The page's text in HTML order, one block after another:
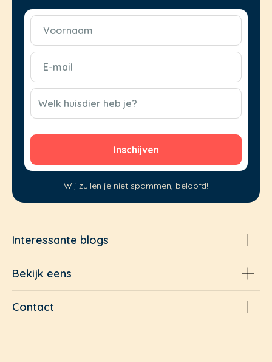
Voornaam
(Vereist)
E-
mail
(Vereist)
CAPTCHA
Welk huisdier heb je?
Wij zullen je niet spammen, beloofd!
Interessante blogs
Bekijk eens
Contact